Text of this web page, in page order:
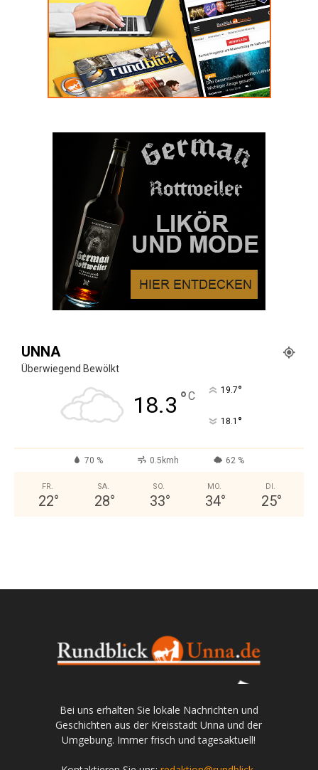
UNNA
Überwiegend Bewölkt
18.3 °C 19.7°
18.1 °
70 % 0.5kmh 62 %
FR.
22°
SA.
28°
SO.
33°
MO.
34°
DI.
25°
Bei uns erhalten Sie lokale Nachrichten und
Geschichten aus der Kreisstadt Unna und der
Umgebung. Immer frisch und tagesaktuell!